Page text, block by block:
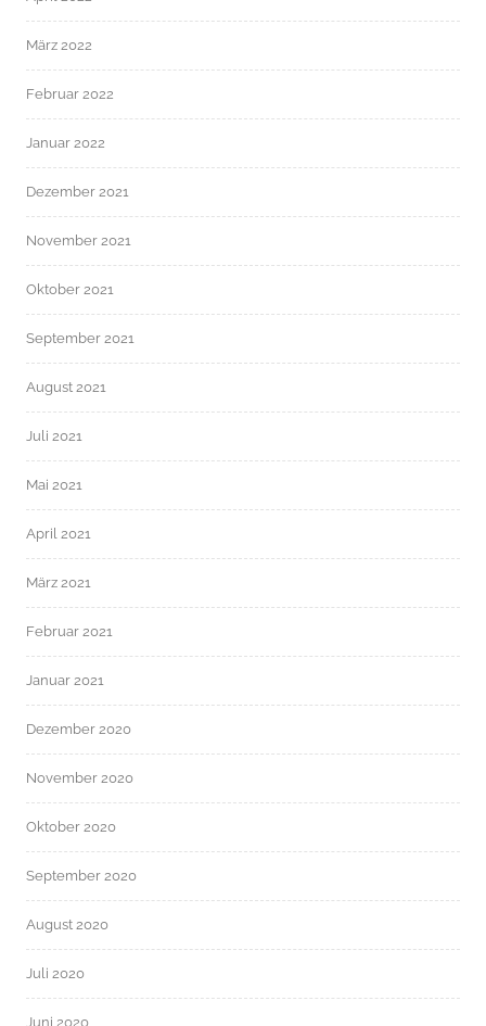
März 2022
Februar 2022
Januar 2022
Dezember 2021
November 2021
Oktober 2021
September 2021
August 2021
Juli 2021
Mai 2021
April 2021
März 2021
Februar 2021
Januar 2021
Dezember 2020
November 2020
Oktober 2020
September 2020
August 2020
Juli 2020
Juni 2020